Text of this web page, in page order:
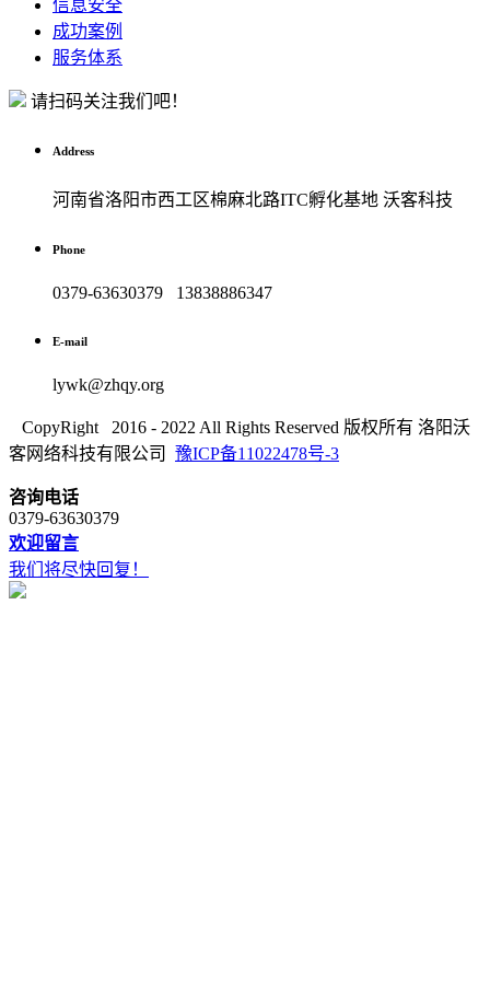
信息安全
成功案例
服务体系
请扫码关注我们吧！
Address
河南省洛阳市西工区棉麻北路ITC孵化基地 沃客科技
Phone
0379-63630379 13838886347
E-mail
lywk@zhqy.org
CopyRight 2016 - 2022 All Rights Reserved 版权所有 洛阳沃
客网络科技有限公司 豫ICP备11022478号-3
咨询电话
0379-63630379
欢迎留言
我们将尽快回复！